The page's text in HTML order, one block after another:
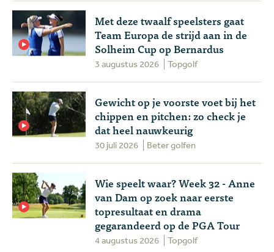
Met deze twaalf speelsters gaat
Team Europa de strijd aan in de
Solheim Cup op Bernardus
3 augustus 2026 Topgolf
Gewicht op je voorste voet bij het
chippen en pitchen: zo check je
dat heel nauwkeurig
30 juli 2026 Beter golfen
Wie speelt waar? Week 32 - Anne
van Dam op zoek naar eerste
topresultaat en drama
gegarandeerd op de PGA Tour
4 augustus 2026 Topgolf